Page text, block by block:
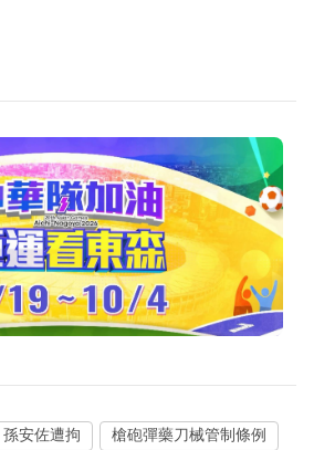
孫安佐遭拘 槍砲彈藥刀械管制條例